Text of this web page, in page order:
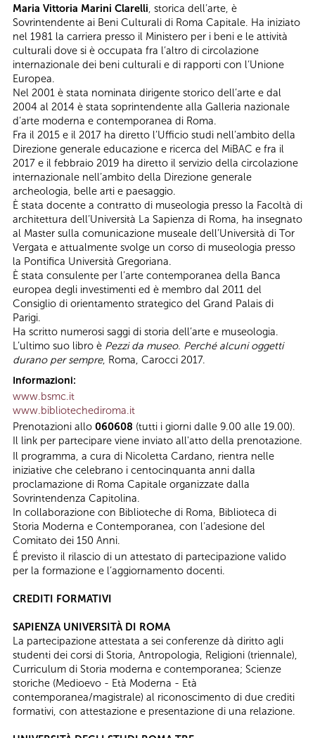
Maria Vittoria Marini Clarelli, storica dell’arte, è
Sovrintendente ai Beni Culturali di Roma Capitale. Ha iniziato
nel 1981 la carriera presso il Ministero per i beni e le attività
culturali dove si è occupata fra l’altro di circolazione
internazionale dei beni culturali e di rapporti con l‘Unione
Europea.
Nel 2001 è stata nominata dirigente storico dell’arte e dal
2004 al 2014 è stata soprintendente alla Galleria nazionale
d’arte moderna e contemporanea di Roma.
Fra il 2015 e il 2017 ha diretto l’Ufficio studi nell’ambito della
Direzione generale educazione e ricerca del MiBAC e fra il
2017 e il febbraio 2019 ha diretto il servizio della circolazione
internazionale nell’ambito della Direzione generale
archeologia, belle arti e paesaggio.
È stata docente a contratto di museologia presso la Facoltà di
architettura dell’Università La Sapienza di Roma, ha insegnato
al Master sulla comunicazione museale dell’Università di Tor
Vergata e attualmente svolge un corso di museologia presso
la Pontifica Università Gregoriana.
È stata consulente per l’arte contemporanea della Banca
europea degli investimenti ed è membro dal 2011 del
Consiglio di orientamento strategico del Grand Palais di
Parigi.
Ha scritto numerosi saggi di storia dell’arte e museologia.
L’ultimo suo libro è Pezzi da museo. Perché alcuni oggetti
durano per sempre, Roma, Carocci 2017.
Informazioni:
www.bsmc.it
www.bibliotechediroma.it
Prenotazioni allo 060608 (tutti i giorni dalle 9.00 alle 19.00).
Il link per partecipare viene inviato all'atto della prenotazione.
Il programma, a cura di Nicoletta Cardano, rientra nelle
iniziative che celebrano i centocinquanta anni dalla
proclamazione di Roma Capitale organizzate dalla
Sovrintendenza Capitolina.
In collaborazione con Biblioteche di Roma, Biblioteca di
Storia Moderna e Contemporanea, con l’adesione del
Comitato dei 150 Anni.
É previsto il rilascio di un attestato di partecipazione valido
per la formazione e l’aggiornamento docenti.
CREDITI FORMATIVI
SAPIENZA UNIVERSITÀ DI ROMA
La partecipazione attestata a sei conferenze dà diritto agli
studenti dei corsi di Storia, Antropologia, Religioni (triennale),
Curriculum di Storia moderna e contemporanea; Scienze
storiche (Medioevo - Età Moderna - Età
contemporanea/magistrale) al riconoscimento di due crediti
formativi, con attestazione e presentazione di una relazione.